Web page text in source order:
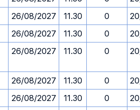
26/08/2027 11.30 0
26/08/2027 11.30 0
26/08/2027 11.30 0
26/08/2027 11.30 0
26/08/2027 11.30 0